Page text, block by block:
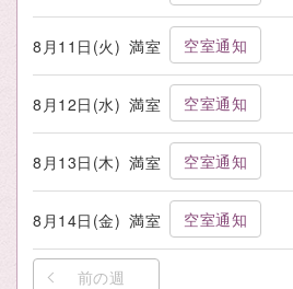
8月11日(火) 満室 空室通知
8月12日(水) 満室 空室通知
8月13日(木) 満室 空室通知
8月14日(金) 満室 空室通知
前の週